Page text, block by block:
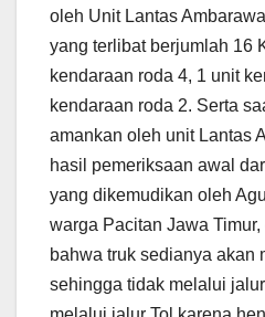
oleh Unit Lantas
yang terlibat berjumlah 16
kendaraan roda 4, 1 unit
kendaraan roda 2. Serta
amankan oleh unit Lantas
hasil pemeriksaan awal
yang dikemudikan oleh
warga Pacitan Jawa
bahwa truk sedianya akan
sehingga tidak melalui